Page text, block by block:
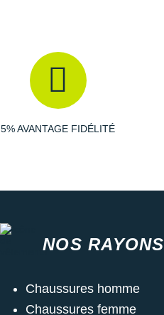
5% AVANTAGE FIDÉLITÉ
NOS RAYONS
Chaussures homme
Chaussures femme